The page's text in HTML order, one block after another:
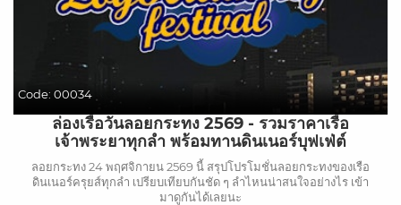
Code: 00034
ล่องเรือวันลอยกระทง 2569 - รวมราคาเรือ
เจ้าพระยาทุกลำ พร้อมทานดินเนอร์บุฟเฟ่ต์
ลอยกระทง 24 พฤศจิกายน 2569 นี้ สรุปโปรโมชั่นลอยกระทงของเรือ
ดินเนอร์ครุยส์ทุกลำ เปรียบเทียบกันชัด ๆ ลำไหนน่าสนใจอย่างไร เข้า
มาดูกันได้เลยนะ